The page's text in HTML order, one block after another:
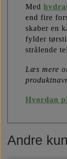
Med
end fire
skaber en
fylder
strålende
Læs mere
Hvordan
Andre